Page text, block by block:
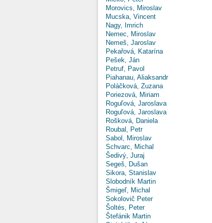
Morovics, Miroslav
Mucska, Vincent
Nagy, Imrich
Nemec, Miroslav
Nemeš, Jaroslav
Pekařová, Katarína
Pešek, Ján
Petruf, Pavol
Piahanau, Aliaksandr
Poláčková, Zuzana
Poriezová, Miriam
Roguľová, Jaroslava
Roguľová, Jaroslava
Rošková, Daniela
Roubal, Petr
Sabol, Miroslav
Schvarc, Michal
Šedivý, Juraj
Segeš, Dušan
Sikora, Stanislav
Slobodník Martin
Šmigeľ, Michal
Sokolovič Peter
Šoltés, Peter
Štefánik Martin